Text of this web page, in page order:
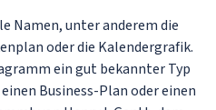
Namen, unter anderem die
oder die Kalendergrafik.
ein gut bekannter Typ
Business-Plan oder einen